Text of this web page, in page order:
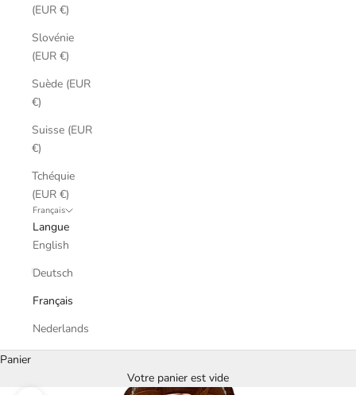
(EUR €)
Slovénie
(EUR €)
Suède (EUR
€)
Suisse (EUR
€)
Tchéquie
(EUR €)
Français
Langue
English
Deutsch
Français
Nederlands
Panier
Votre panier est vide